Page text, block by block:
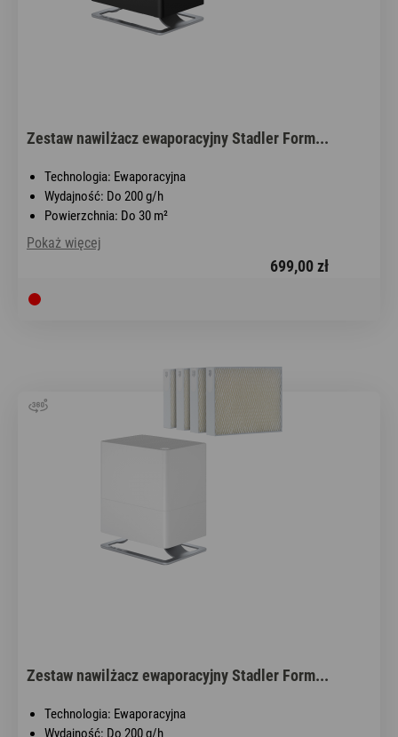
Zestaw nawilżacz ewaporacyjny Stadler Form...
Technologia: Ewaporacyjna
Wydajność: Do 200 g/h
Powierzchnia: Do 30 m²
Pokaż więcej
699,00 zł
Zestaw nawilżacz ewaporacyjny Stadler Form...
Technologia: Ewaporacyjna
Wydajność: Do 200 g/h